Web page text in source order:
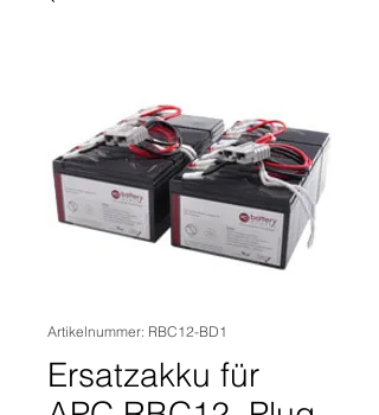
Artikelnummer: RBC12-BD1
Ersatzakku für